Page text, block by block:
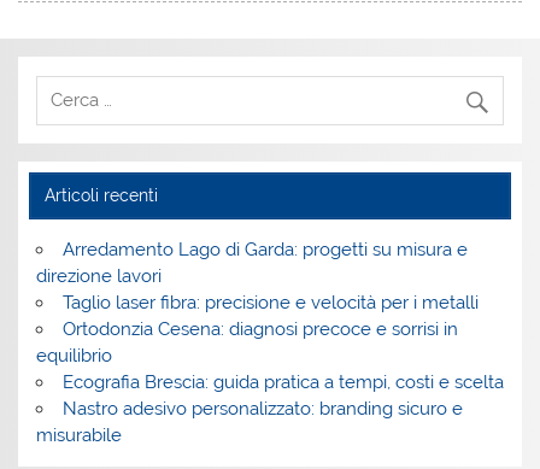
Articoli recenti
Arredamento Lago di Garda: progetti su misura e
direzione lavori
Taglio laser fibra: precisione e velocità per i metalli
Ortodonzia Cesena: diagnosi precoce e sorrisi in
equilibrio
Ecografia Brescia: guida pratica a tempi, costi e scelta
Nastro adesivo personalizzato: branding sicuro e
misurabile